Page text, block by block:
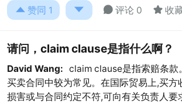
 赞同 1   评论 0  收
请问，claim clause是指什么啊？
David Wang: claim clause是指索赔条款
买卖合同中较为常见。在国际贸易上,买方
损害或与合同约定不符,可向有关负责人要